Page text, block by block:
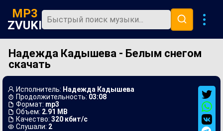
MP3
ZVUKI
Главная
Новинки
Популярная
В машину
Музыка 80х
Надежда Кадышева - Белым снегом
скачать
Исполнитель: Надежда Кадышева
Продолжительность: 03:08
Формат: mp3
Объем: 2.91 MB
Качество: 320 кбит/с
Слушали: 2